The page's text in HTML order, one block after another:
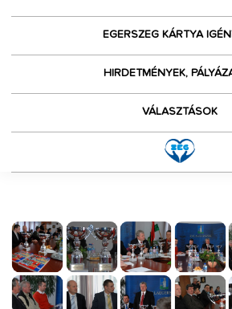
EGERSZEG KÁRTYA
HIRDETMÉNYEK,
VÁLASZTÁSOK